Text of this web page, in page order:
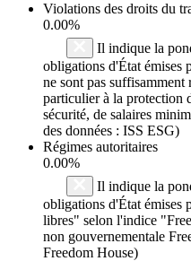
Violations des droits du
0.00%
Il indique la
obligations d'État émises
ne sont pas suffisamment
particulier à la protection
sécurité, de salaires
des données : ISS ESG)
Régimes autoritaires
0.00%
Il indique la
obligations d'État émises
libres" selon l'indice
non gouvernementale
Freedom House)